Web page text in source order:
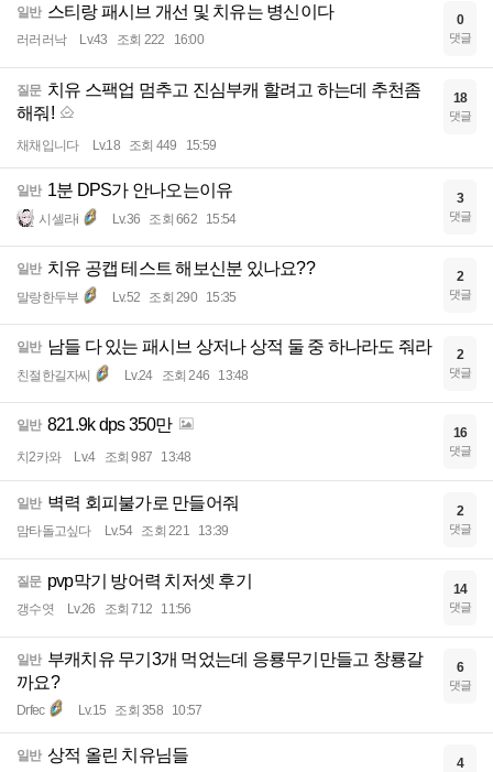
일반 스티랑 패시브 개선 및 치유는 병신이다
러러러낙 Lv.43 조회 222 16:00
0
댓글
질문 치유 스팩업 멈추고 진심부캐 할려고 하는데 추천좀
해줘!
채채입니다 Lv.18 조회 449 15:59
18
댓글
일반 1분 DPS가 안나오는이유
시셀라i Lv.36 조회 662 15:54
3
댓글
일반 치유 공캡 테스트 해보신분 있나요??
말랑한두부 Lv.52 조회 290 15:35
2
댓글
일반 남들 다 있는 패시브 상저나 상적 둘 중 하나라도 줘라
친절한길자씨 Lv.24 조회 246 13:48
2
댓글
일반 821.9k dps 350만
치2카와 Lv.4 조회 987 13:48
16
댓글
일반 벽력 회피불가로 만들어줘
맘타돌고싶다 Lv.54 조회 221 13:39
2
댓글
질문 pvp막기 방어력 치저셋 후기
갱수엿 Lv.26 조회 712 11:56
14
댓글
일반 부캐치유 무기3개 먹었는데 응룡무기만들고 창룡갈
까요?
Drfec Lv.15 조회 358 10:57
6
댓글
일반 상적 올린 치유님들 4